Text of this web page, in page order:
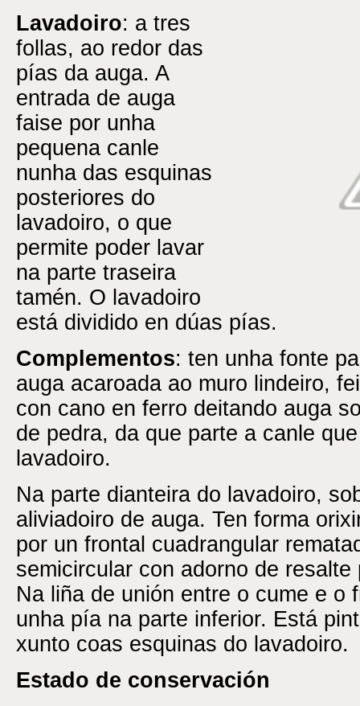
Lavadoiro: a tres
follas, ao redor das
pías da auga. A
entrada de auga
faise por unha
pequena canle
nunha das esquinas
posteriores do
lavadoiro, o que
permite poder lavar
na parte traseira
tamén. O lavadoiro
está dividido en dúas pías.
Complementos: ten unha fonte
auga acaroada ao muro lindeiro,
con cano en ferro deitando auga
de pedra, da que parte a canle
lavadoiro.
Na parte dianteira do lavadoiro,
aliviadoiro de auga. Ten forma
por un frontal cuadrangular
semicircular con adorno de
Na liña de unión entre o cume e o
unha pía na parte inferior. Está
xunto coas esquinas do lavadoiro.
Estado de conservación